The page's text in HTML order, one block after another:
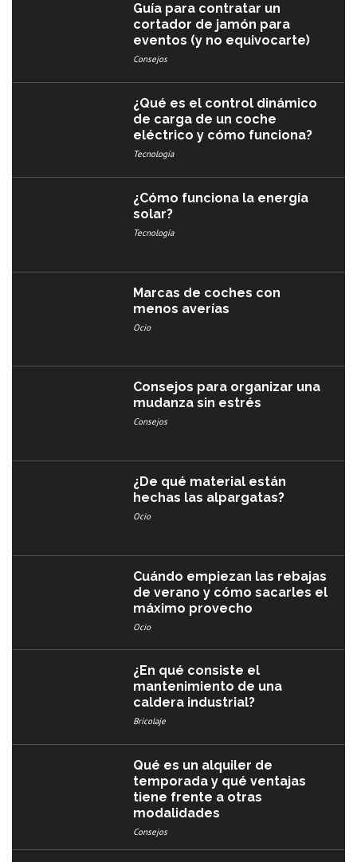
Guía para contratar un
cortador de jamón para
eventos (y no equivocarte)
Consejos
¿Qué es el control dinámico
de carga de un coche
eléctrico y cómo funciona?
Tecnología
¿Cómo funciona la energía
solar?
Tecnología
Marcas de coches con
menos averías​
Ocio
Consejos para organizar una
mudanza sin estrés
Consejos
¿De qué material están
hechas las alpargatas?
Ocio
Cuándo empiezan las rebajas
de verano y cómo sacarles el
máximo provecho
Ocio
¿En qué consiste el
mantenimiento de una
caldera industrial?
Bricolaje
Qué es un alquiler de
temporada y qué ventajas
tiene frente a otras
modalidades
Consejos